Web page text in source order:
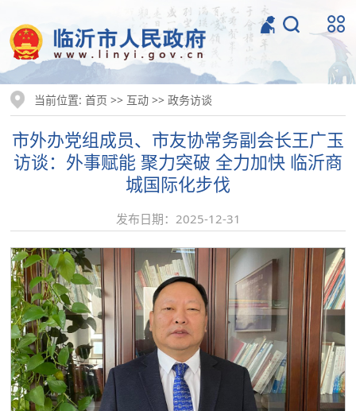
当前位置:首页 >> 互动 >>政务访谈
市外办党组成员、市友协常务副会长王广玉
访谈：外事赋能 聚力突破 全力加快 临沂商
城国际化步伐
发布日期：2025-12-31